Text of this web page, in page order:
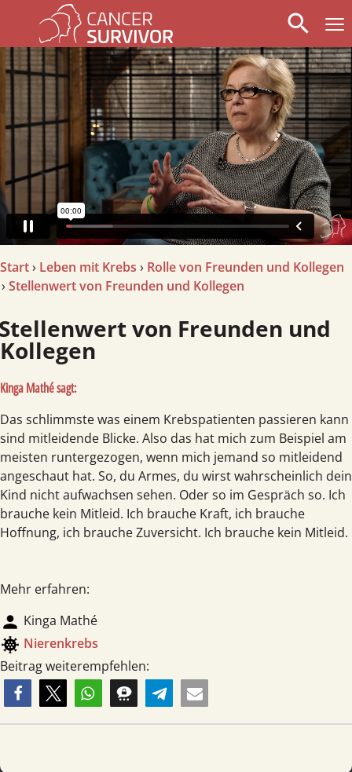
search
arrow_left
Start› Leben mit Krebs › Rolle von Freunden und Kollegen
› Stellenwert von Freunden und Kollegen
Freunden und
Kollegen
Kinga Mathé sagt:
Das schlimmste was einem Krebspatienten passieren kann
sind mitleidende Blicke. Also das hat mich zum Beispiel am
meisten runtergezogen, wenn mich jemand so mitleidend
angeschaut hat. So, du Armes, du wirst wahrscheinlich dein
Kind nicht aufwachsen sehen. Oder so im Gespräch so. Ich
brauche kein Mitleid. Ich brauche Kraft, ich brauche
Hoffnung, ich brauche Zuversicht. Ich brauche kein Mitleid.
Mehr erfahren:
person Kinga Mathé
coronavirus Nieren­krebs
Beitrag weiterempfehlen: